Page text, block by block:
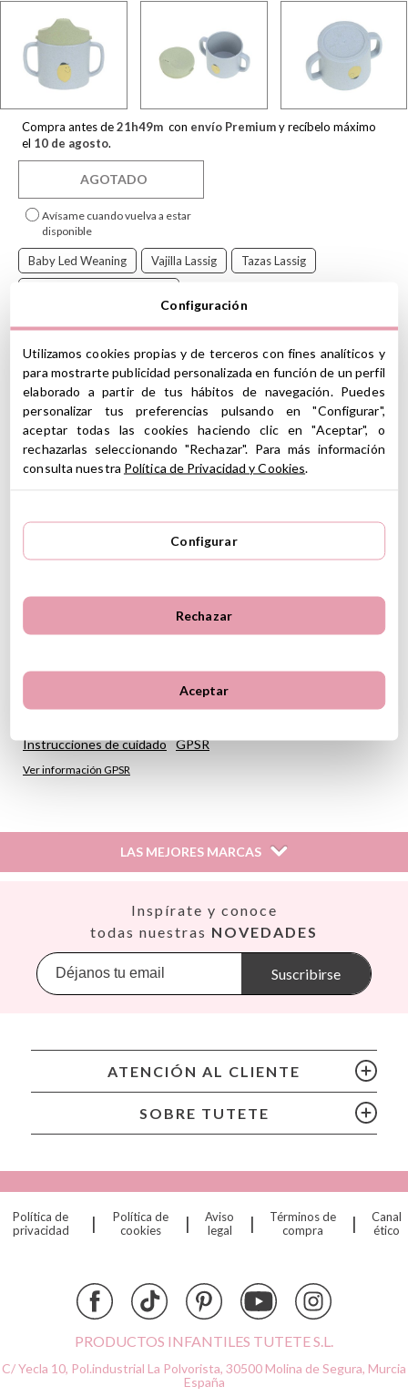
Compra antes de21h49m con envío Premiumy recíbelo máximo
el 10 de agosto.
Avísame cuando vuelva a estar
disponible
AGOTADO
Baby Led Weaning Vajilla Lassig Tazas Lassig
Taza de aprendizajeLässigpara bebés a partir de 6 meses. Su
diseño con dos asas lo hace cómodo para las manos de los más
pequeños y con la tapa evita posibles derrames.
Fabricado con celulosa y libre de BPA para la seguridad de tu
pequeño. ¡Ayuda a tu bebé a aprender a beber de forma
independiente con este práctico vaso!
¡Completa la colección Happy Fruits Lemon pinchando
Material: 30% celulosa , 70% polipropileno (PP)
Medidas del vaso: 11,5 x 7 x 10 cm
Base antideslizante
A medida que el peque crece la tapa puede quitarse
Apto para lavavajillas y microondas
para salga el líquido
Fomenta la autonomía y el aprendizaje
A partir de 6 meses
Instrucciones de cuidado GPSR
Ver información GPSR
LAS MEJORES MARCAS
Banwood
BIBS
Cristina de Jos'h
Djeco
Inspírate y conoce
todas nuestras NOVEDADES
Suscribirse
ATENCIÓN AL CLIENTE
SOBRE TUTETE
Política de
privacidad
|
Política de
cookies
|
Aviso
legal
|
Términos de
compra
|
Canal
ético
PRODUCTOS INFANTILES TUTETE S.L.
C/ Yecla 10, Pol.industrial La Polvorista, 30500 Molina de Segura, Murcia
España
Configuración
Utilizamos cookies propias y de terceros con fines analíticos y
para mostrarte publicidad personalizada en función de un perfil
elaborado a partir de tus hábitos de navegación. Puedes
personalizar tus preferencias pulsando en "Configurar",
aceptar todas las cookies haciendo clic en "Aceptar", o
rechazarlas seleccionando "Rechazar". Para más información
consulta nuestra Política de Privacidad y Cookies
Configurar
Rechazar
Aceptar